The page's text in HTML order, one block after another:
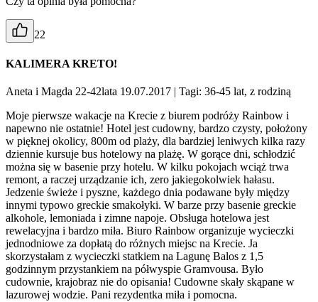
22
KALIMERA KRETO!
Aneta i Magda 22-42lata 19.07.2017 | Tagi: 36-45 lat, z rodziną
Moje pierwsze wakacje na Krecie z biurem podróży Rainbow i
napewno nie ostatnie! Hotel jest cudowny, bardzo czysty, położony
w pięknej okolicy, 800m od plaży, dla bardziej leniwych kilka razy
dziennie kursuje bus hotelowy na plażę. W gorące dni, schłodzić
można się w basenie przy hotelu. W kilku pokojach wciąż trwa
remont, a raczej urządzanie ich, zero jakiegokolwiek hałasu.
Jedzenie świeże i pyszne, każdego dnia podawane były między
innymi typowo greckie smakołyki. W barze przy basenie greckie
alkohole, lemoniada i zimne napoje. Obsługa hotelowa jest
rewelacyjna i bardzo miła. Biuro Rainbow organizuje wycieczki
jednodniowe za dopłatą do różnych miejsc na Krecie. Ja
skorzystałam z wycieczki statkiem na Lagunę Balos z 1,5
godzinnym przystankiem na półwyspie Gramvousa. Było
cudownie, krajobraz nie do opisania! Cudowne skały skąpane w
lazurowej wodzie. Pani rezydentka miła i pomocna.